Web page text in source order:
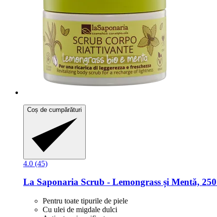
Coș de cumpărături
4.0 (45)
La Saponaria Scrub -​ Lemongrass și Mentă,
Pentru toate tipurile de piele
Cu ulei de migdale dulci